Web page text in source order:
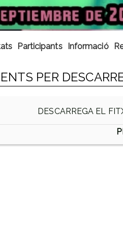
Participants Informació
PER
DESCARREGA EL